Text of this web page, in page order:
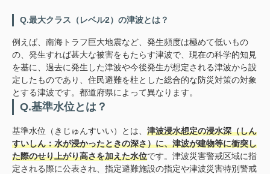
Q.最大クラス（レベル2）の津波とは？
例えば、南海トラフ巨大地震など、発生頻度は極めて低いもの
の、発生すれば甚大な被害をもたらす津波で、現在の科学的知見
を基に、過去に発生した津波や今後発生が想定される津波から設
定したものであり、住民避難を柱とした総合的な防災対策の対象
とする津波です。都道府県によって異なります。
Q.基準水位とは？
基準水位（きじゅんすいい）とは、 津波浸水想定の浸水深（しん
すいしん：水が浸かったときの深さ）に、津波が建物等に衝突し
た際のせり上がり高さを加えた水位です。津波災害警戒区域に指
定される際に公表され、指定避難施設の指定や津波災害特別警戒